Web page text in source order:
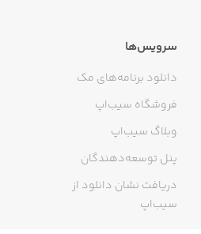
سرویس‌ها
دانلود برنامه‌های مک
فروشگاه سیب‌اپ
وبلاگ سیب‌اپ
پنل توسعه‌دهندگان
دریافت نشان دانلود از
سیب‌اپ